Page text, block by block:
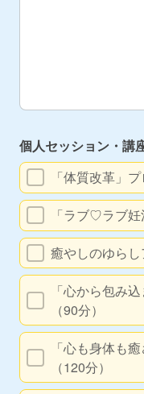
個人セッション・講
「体質改革」
「ラブ♡ラブ
癒やしのゆらし
「心から包み
（90分）
「心も身体も
（120分）